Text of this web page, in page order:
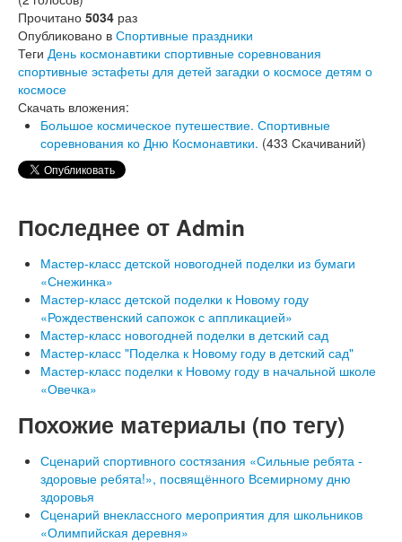
Прочитано 5034 раз
Опубликовано в Спортивные праздники
Теги День космонавтики спортивные соревнования
спортивные эстафеты для детей загадки о космосе детям о
космосе
Скачать вложения:
Большое космическое путешествие. Спортивные
соревнования ко Дню Космонавтики. (433 Скачиваний)
Последнее от Admin
Мастер-класс детской новогодней поделки из бумаги
«Снежинка»
Мастер-класс детской поделки к Новому году
«Рождественский сапожок с аппликацией»
Мастер-класс новогодней поделки в детский сад
Мастер-класс "Поделка к Новому году в детский сад"
Мастер-класс поделки к Новому году в начальной школе
«Овечка»
Похожие материалы (по тегу)
Сценарий спортивного состязания «Сильные ребята -
здоровые ребята!», посвящённого Всемирному дню
здоровья
Сценарий внеклассного мероприятия для школьников
«Олимпийская деревня»